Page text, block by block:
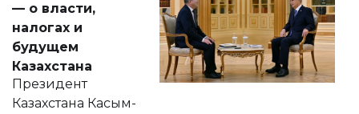
— о власти,
налогах и
будущем
Казахстана
Президент
Казахстана Касым-